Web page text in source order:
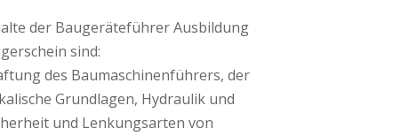
der Baugeräteführer Ausbildung
sind:
des Baumaschinenführers, der
Grundlagen, Hydraulik und
und Lenkungsarten von